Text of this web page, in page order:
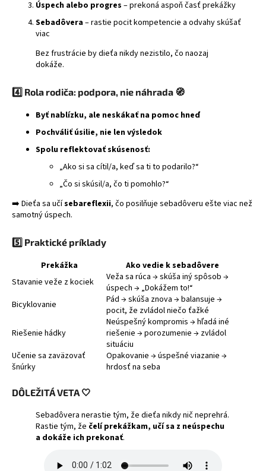
Úspech alebo progres – prekoná aspoň časť prekážky
Sebadôvera– rastie pocit kompetencie a odvahy skúšať
viac
Bez frustrácie by dieťa nikdy nezistilo, čo naozaj
dokáže.
4️⃣ Rola rodiča: podpora, nie náhrada 🧭
Byť nablízku, ale neskákať na pomoc hneď
Pochváliť úsilie, nie len výsledok
Spolu reflektovať skúsenosť:
„Ako si sa cítil/a, keď sa ti to podarilo?“
„Čo si skúsil/a, čo ti pomohlo?“
➡️ Dieťa sa učísebareflexii, čo posilňuje sebadôveru ešte viac než
samotný úspech.
5️⃣ Praktické príklady
Prekážka
Ako vedie k sebadôvere
Stavanie veže z kociek
Veža sa rúca → skúša iný spôsob →
úspech → „Dokážem to!“
Bicyklovanie
Pád → skúša znova → balansuje →
pocit, že zvládol niečo ťažké
Riešenie hádky
Neúspešný kompromis → hľadá iné
riešenie → porozumenie → zvládol
situáciu
Učenie sa zaväzovať
šnúrky
Opakovanie → úspešné viazanie →
hrdosť na seba
DÔLEŽITÁ VETA 🤍
Sebadôvera nerastie tým, že dieťa nikdy nič neprehrá.
Rastie tým, že čelí prekážkam, učí sa z neúspechu
a dokáže ich prekonať.